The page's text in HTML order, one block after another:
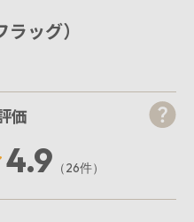
ッグ）
価
4.9 （26件）